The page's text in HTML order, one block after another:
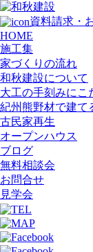
資料請求・
HOME
施工集
家づくりの流れ
和秋建設について
大工の手刻みにこ
紀州熊野材で建て
古民家再生
オープンハウス
ブログ
無料相談会
お問合せ
見学会